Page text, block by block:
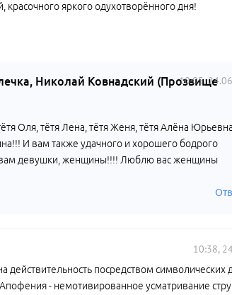
яркого одухотворённого дня!
Николай Ковнадский (Прозвище
10:05,
Оля, тётя Лена, тётя Женя, тётя Алёна
И вам также удачного и хорошего бодрого
вам девушки, женщины!!!! Люблю вас женщины
10:38,
посредством символических
- немотивированное усматривание